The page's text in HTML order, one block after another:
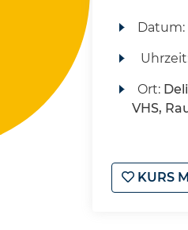
Datum:
Ort:
VHS,
KURS